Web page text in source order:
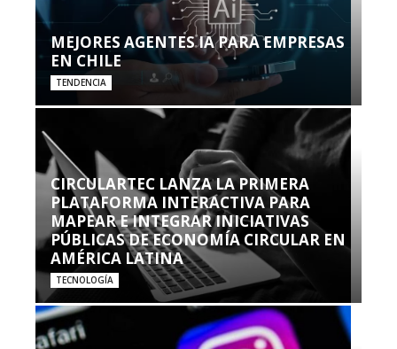
MEJORES AGENTES IA PARA EMPRESAS
EN CHILE
TENDENCIA
CIRCULARTEC LANZA LA PRIMERA
PLATAFORMA INTERACTIVA PARA
MAPEAR E INTEGRAR INICIATIVAS
PÚBLICAS DE ECONOMÍA CIRCULAR EN
AMÉRICA LATINA
TECNOLOGÍA